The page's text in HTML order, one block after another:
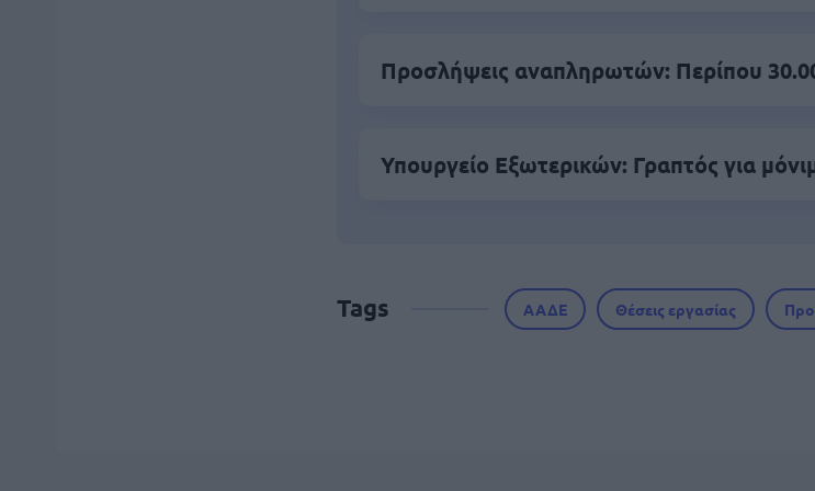
Προσλήψεις αναπληρωτών: Περίπου
Υπουργείο Εξωτερικών: Γραπτός για
Tags ΑΑΔΕ Θέσεις εργασίας